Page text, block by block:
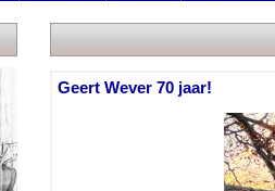
Geert Wever 70 jaar!